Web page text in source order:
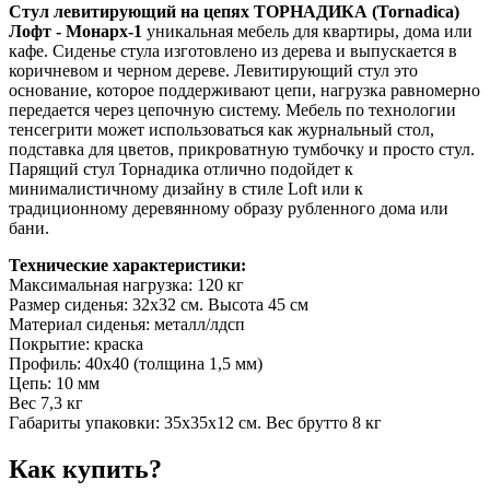
Стул левитирующий на цепях ТОРНАДИКА (Tornadica)
Лофт - Монарх-1 уникальная мебель для квартиры, дома или
кафе. Сиденье стула изготовлено из дерева и выпускается в
коричневом и черном дереве. Левитирующий стул это
основание, которое поддерживают цепи, нагрузка равномерно
передается через цепочную систему. Мебель по технологии
тенсегрити может использоваться как журнальный стол,
подставка для цветов, прикроватную тумбочку и просто стул.
Парящий стул Торнадика отлично подойдет к
минималистичному дизайну в стиле Loft или к
традиционному деревянному образу рубленного дома или
бани.
Технические характеристики:
Максимальная нагрузка: 120 кг
Размер сиденья: 32х32 см. Высота 45 см
Материал сиденья: металл/лдсп
Покрытие: краска
Профиль: 40х40 (толщина 1,5 мм)
Цепь: 10 мм
Вес 7,3 кг
Габариты упаковки: 35х35х12 см. Вес брутто 8 кг
Как купить?